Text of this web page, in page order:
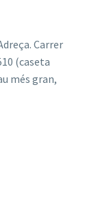
Carrer
(caseta
més gran,